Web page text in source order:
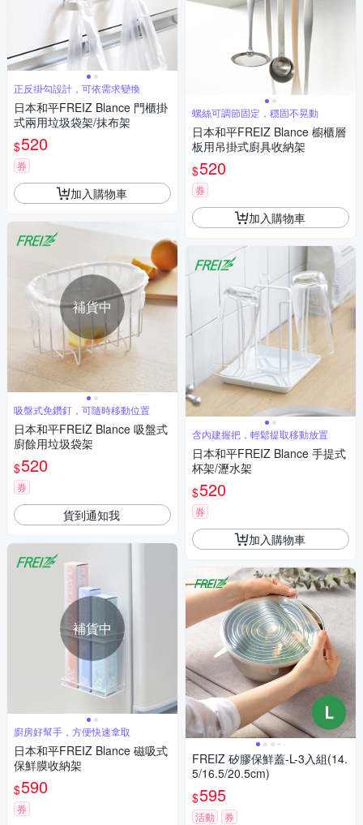
正反掛勾設計，可依需求變換
日本和平FREIZ Blance 門櫃掛
式兩用垃圾袋架/抹布架
$520
券
加入購物車
補貨中
吸盤式免鑽釘，可隨時移動位置
日本和平FREIZ Blance 吸盤式
廚餘用垃圾袋架
$520
券
貨到通知我
補貨中
廚房好幫手，方便快速拿取
日本和平FREIZ Blance 磁吸式
保鮮膜收納架
$590
券
螺絲可調節固定，穩固不晃動
日本和平FREIZ Blance 櫥櫃層
板用吊掛式廚具收納架
$520
券
加入購物車
含內建握把，輕鬆提取移動放置
日本和平FREIZ Blance 手提式
杯架/瀝水架
$520
券
加入購物車
FREIZ 矽膠保鮮蓋-L-3入組(14.
5/16.5/20.5cm)
$595
活動 券